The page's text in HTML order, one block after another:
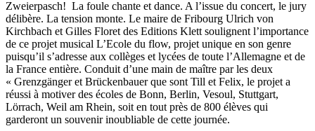
Zweierpasch! La foule chante et dance. A l’issue du concert, le jury
délibère. La tension monte. Le maire de Fribourg Ulrich von
Kirchbach et Gilles Floret des Editions Klett soulignent l’importance
de ce projet musical L’Ecole du flow, projet unique en son genre
puisqu’il s’adresse aux collèges et lycées de toute l’Allemagne et de
la France entière. Conduit d’une main de maître par les deux
« Grenzgänger et Brückenbauer que sont Till et Felix, le projet a
réussi à motiver des écoles de Bonn, Berlin, Vesoul, Stuttgart,
Lörrach, Weil am Rhein, soit en tout près de 800 élèves qui
garderont un souvenir inoubliable de cette journée.